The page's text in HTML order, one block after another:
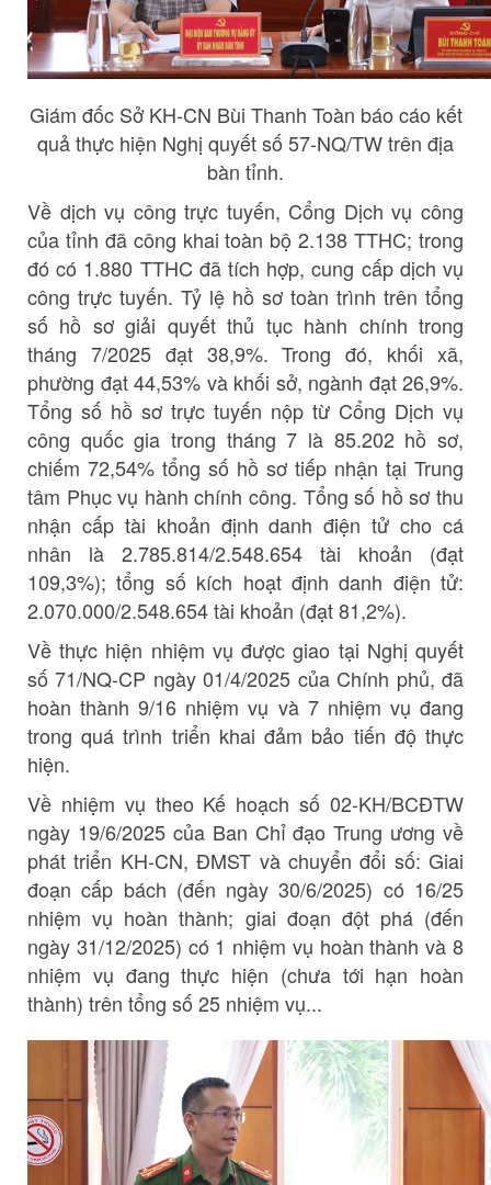
Giám đốc Sở KH-CN Bùi Thanh Toàn báo cáo kết
quả thực hiện Nghị quyết số 57-NQ/TW trên địa
bàn tỉnh.
Về dịch vụ công trực tuyến, Cổng Dịch vụ công
của tỉnh đã công khai toàn bộ 2.138 TTHC; trong
đó có 1.880 TTHC đã tích hợp, cung cấp dịch vụ
công trực tuyến. Tỷ lệ hồ sơ toàn trình trên tổng
số hồ sơ giải quyết thủ tục hành chính trong
tháng 7/2025 đạt 38,9%. Trong đó, khối xã,
phường đạt 44,53% và khối sở, ngành đạt 26,9%.
Tổng số hồ sơ trực tuyến nộp từ Cổng Dịch vụ
công quốc gia trong tháng 7 là 85.202 hồ sơ,
chiếm 72,54% tổng số hồ sơ tiếp nhận tại Trung
tâm Phục vụ hành chính công. Tổng số hồ sơ thu
nhận cấp tài khoản định danh điện tử cho cá
nhân là 2.785.814/2.548.654 tài khoản (đạt
109,3%); tổng số kích hoạt định danh điện tử:
2.070.000/2.548.654 tài khoản (đạt 81,2%).
Về thực hiện nhiệm vụ được giao tại Nghị quyết
số 71/NQ-CP ngày 01/4/2025 của Chính phủ, đã
hoàn thành 9/16 nhiệm vụ và 7 nhiệm vụ đang
trong quá trình triển khai đảm bảo tiến độ thực
hiện.
Về nhiệm vụ theo Kế hoạch số 02-KH/BCĐTW
ngày 19/6/2025 của Ban Chỉ đạo Trung ương về
phát triển KH-CN, ĐMST và chuyển đổi số: Giai
đoạn cấp bách (đến ngày 30/6/2025) có 16/25
nhiệm vụ hoàn thành; giai đoạn đột phá (đến
ngày 31/12/2025) có 1 nhiệm vụ hoàn thành và 8
nhiệm vụ đang thực hiện (chưa tới hạn hoàn
thành) trên tổng số 25 nhiệm vụ...